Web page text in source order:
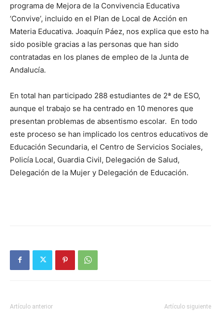
programa de Mejora de la Convivencia Educativa
‘Convive’, incluido en el Plan de Local de Acción en
Materia Educativa. Joaquín Páez, nos explica que esto ha
sido posible gracias a las personas que han sido
contratadas en los planes de empleo de la Junta de
Andalucía.
En total han participado 288 estudiantes de 2ª de ESO,
aunque el trabajo se ha centrado en 10 menores que
presentan problemas de absentismo escolar. En todo
este proceso se han implicado los centros educativos de
Educación Secundaria, el Centro de Servicios Sociales,
Policía Local, Guardia Civil, Delegación de Salud,
Delegación de la Mujer y Delegación de Educación.
Artículo anterior Artículo siguiente